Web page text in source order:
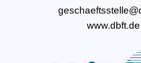
www.dbft.de